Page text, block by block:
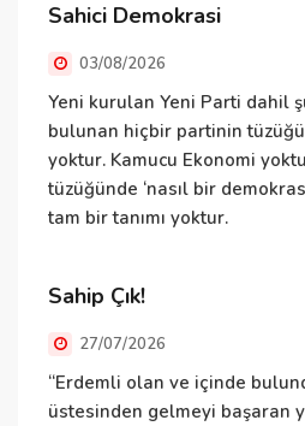
Sahici Demokrasi
03/08/2026
Yeni kurulan Yeni Parti dahil
bulunan hiçbir partinin
yoktur. Kamucu Ekonomi
tüzüğünde ‘nasıl bir
tam bir tanımı yoktur.
Sahip Çık!
27/07/2026
“Erdemli olan ve içinde
üstesinden gelmeyi başaran